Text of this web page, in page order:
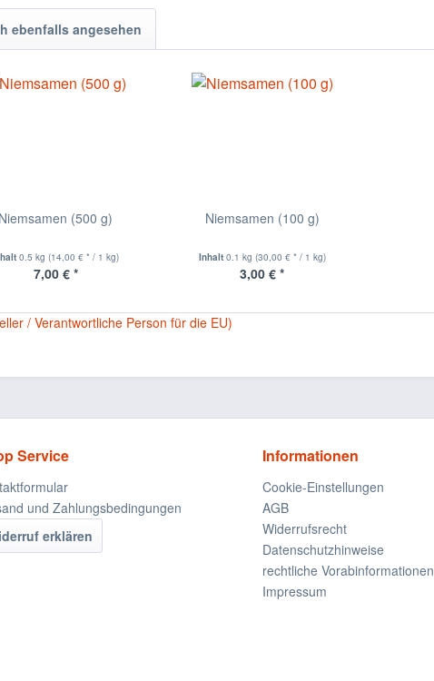
ebenfalls angesehen
Niemsamen (500 g)
0.5 kg(14,00 € * / 1 kg)
7,00 € *
Niemsamen (100 g)
Inhalt 0.1 kg (30,00 € * / 1 kg)
3,00 € *
/ Verantwortliche Person für die EU)
Service
und Zahlungsbedingungen
erklären
Informationen
Cookie-Einstellungen
AGB
Widerrufsrecht
Datenschutzhinweise
rechtliche Vorabinformationen
Impressum